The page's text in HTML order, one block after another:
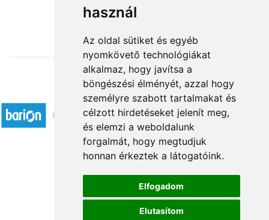
használ
Az oldal sütiket és egyéb
nyomkövető technológiákat
alkalmaz, hogy javítsa a
böngészési élményét, azzal hogy
személyre szabott tartalmakat és
célzott hirdetéseket jelenít meg,
és elemzi a weboldalunk
forgalmát, hogy megtudjuk
honnan érkeztek a látogatóink.
Elfogadom
Elutasítom
19 600 Ft-tól
Elfogadott fizetési módok
Á.SZ.F.
Impresszum
Adatkezelési tájékoztató